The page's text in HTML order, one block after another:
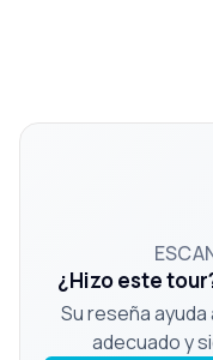
¿Hizo este
Su reseña
adecuado y